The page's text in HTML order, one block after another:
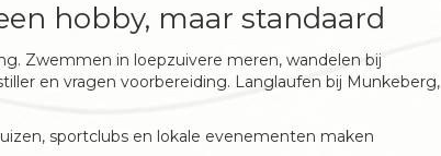
hobby, maar standaard
Zwemmen in loepzuivere meren, wandelen bij
en vragen voorbereiding. Langlaufen bij Munkeberg,
sportclubs en lokale evenementen maken